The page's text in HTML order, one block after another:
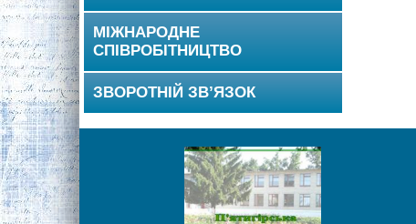
МІЖНАРОДНЕ
СПІВРОБІТНИЦТВО
ЗВОРОТНІЙ ЗВ’ЯЗОК